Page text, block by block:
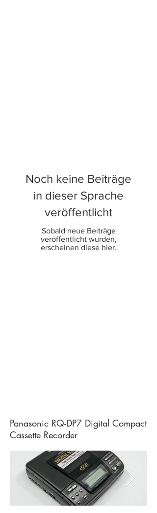
Noch keine Beiträge
in dieser Sprache
veröffentlicht
Sobald neue Beiträge
veröffentlicht wurden,
erscheinen diese hier.
Panasonic RQ-DP7 Digital Compact
Cassette Recorder